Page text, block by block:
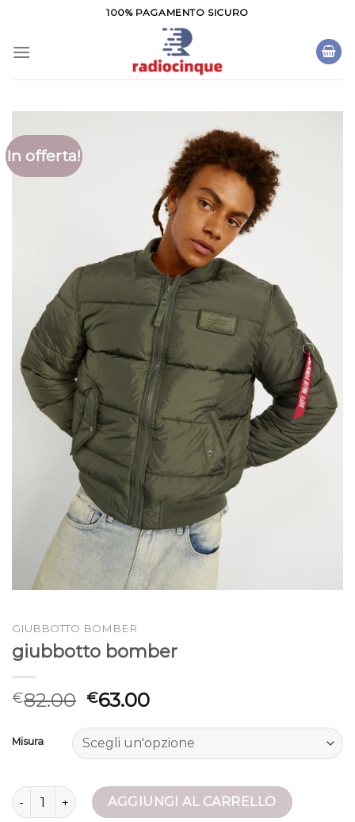
contenuti
100% PAGAMENTO SICURO
In offerta!
GIUBBOTTO BOMBER
giubbotto bomber
€82.00 €63.00
Misura
giubbotto bomber quantitàAGGIUNGI AL CARRELLO